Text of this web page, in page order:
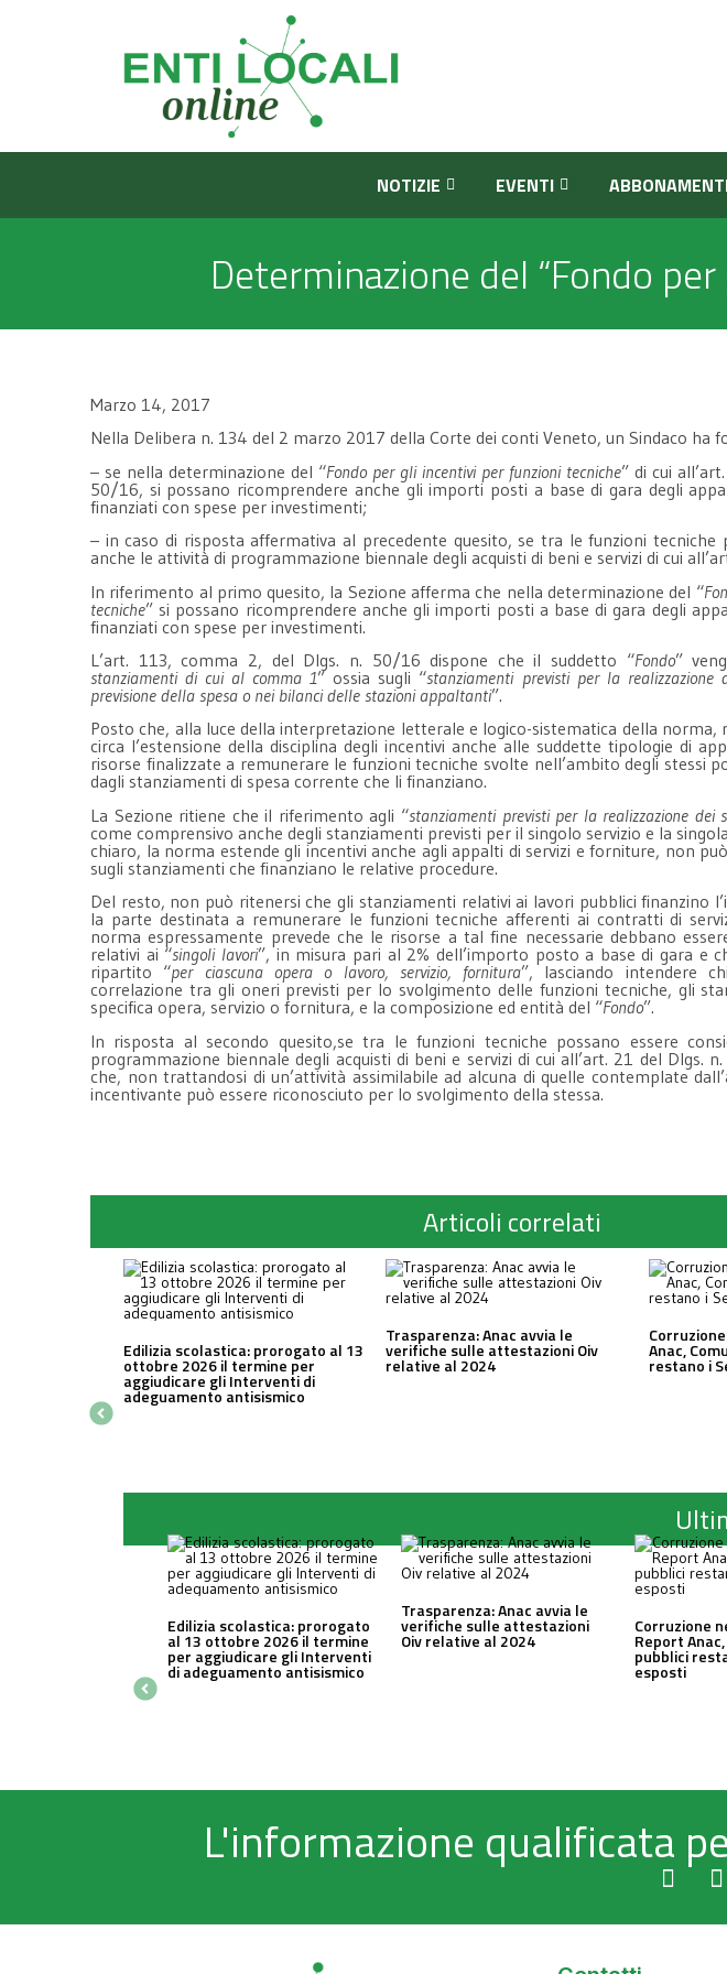
NOTIZIE EVENTI
Determinazione del “Fondo
Marzo 14, 2017
Nella Delibera n. 134 del 2 marzo 2017 della Corte dei conti Veneto, un Sindaco ha
– se nella determinazione del “Fondo per gli incentivi per funzioni tecniche” di cui
50/16, si possano ricomprendere anche gli importi posti a base di gara degli
finanziati con spese per investimenti;
– in caso di risposta affermativa al precedente quesito, se tra le funzioni tecniche
anche le attività di programmazione biennale degli acquisti di beni e servizi di cui
In riferimento al primo quesito, la Sezione afferma che nella determinazione del “
tecniche” si possano ricomprendere anche gli importi posti a base di gara degli
finanziati con spese per investimenti.
L’art. 113, comma 2, del Dlgs. n. 50/16 dispone che il suddetto “Fondo”
stanziamenti di cui al comma 1” ossia sugli “stanziamenti previsti per la
previsione della spesa o nei bilanci delle stazioni appaltanti”.
Posto che, alla luce della interpretazione letterale e logico-sistematica della norma,
circa l’estensione della disciplina degli incentivi anche alle suddette tipologie di
risorse finalizzate a remunerare le funzioni tecniche svolte nell’ambito degli stessi
dagli stanziamenti di spesa corrente che li finanziano.
La Sezione ritiene che il riferimento agli “stanziamenti previsti per la realizzazione dei
come comprensivo anche degli stanziamenti previsti per il singolo servizio e la
chiaro, la norma estende gli incentivi anche agli appalti di servizi e forniture, non
sugli stanziamenti che finanziano le relative procedure.
Del resto, non può ritenersi che gli stanziamenti relativi ai lavori pubblici finanzino
la parte destinata a remunerare le funzioni tecniche afferenti ai contratti di
norma espressamente prevede che le risorse a tal fine necessarie debbano
relativi ai “singoli lavori”, in misura pari al 2% dell’importo posto a base di gara e
ripartito “per ciascuna opera o lavoro, servizio, fornitura”, lasciando intendere
correlazione tra gli oneri previsti per lo svolgimento delle funzioni tecniche, gli
specifica opera, servizio o fornitura, e la composizione ed entità del “Fondo”.
In risposta al secondo quesito,se tra le funzioni tecniche possano essere
programmazione biennale degli acquisti di beni e servizi di cui all’art. 21 del Dlgs.
che, non trattandosi di un’attività assimilabile ad alcuna di quelle contemplate
incentivante può essere riconosciuto per lo svolgimento della stessa.
Articoli correlati
Edilizia scolastica: prorogato al 13
ottobre 2026 il termine per
aggiudicare gli Interventi di
adeguamento antisismico
Trasparenza: Anac avvia le
verifiche sulle attestazioni Oiv
relative al 2024
Anac,
restano i
Edilizia scolastica: prorogato
al 13 ottobre 2026 il termine
per aggiudicare gli Interventi
di adeguamento antisismico
Trasparenza: Anac avvia le
verifiche sulle attestazioni
Oiv relative al 2024
Corruzione
Report
pubblici
esposti
L'informazione qualificata